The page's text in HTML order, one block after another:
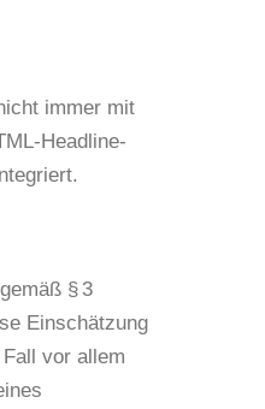
immer mit
Headline-
§ 3
Einschätzung
vor allem